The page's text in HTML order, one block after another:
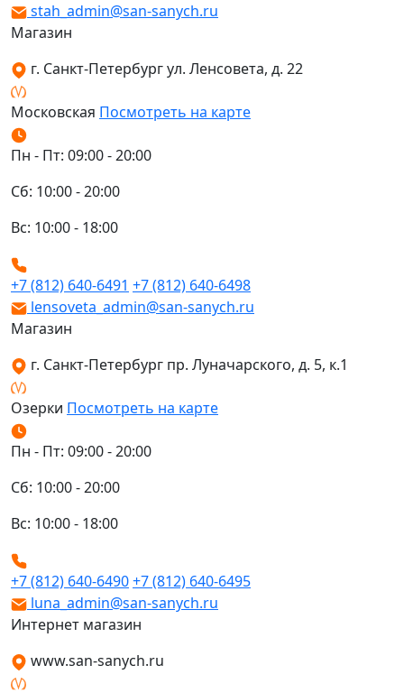
stah_admin@san-sanych.ru
Магазин
г. Санкт-Петербург ул. Ленсовета, д. 22
Московская Посмотреть на карте
Пн - Пт: 09:00 - 20:00
Сб: 10:00 - 20:00
Вс: 10:00 - 18:00
+7 (812) 640-6491 +7 (812) 640-6498
lensoveta_admin@san-sanych.ru
Магазин
г. Санкт-Петербург пр. Луначарского, д. 5, к.1
Озерки Посмотреть на карте
Пн - Пт: 09:00 - 20:00
Сб: 10:00 - 20:00
Вс: 10:00 - 18:00
+7 (812) 640-6490+7 (812) 640-6495
luna_admin@san-sanych.ru
Интернет магазин
www.san-sanych.ru